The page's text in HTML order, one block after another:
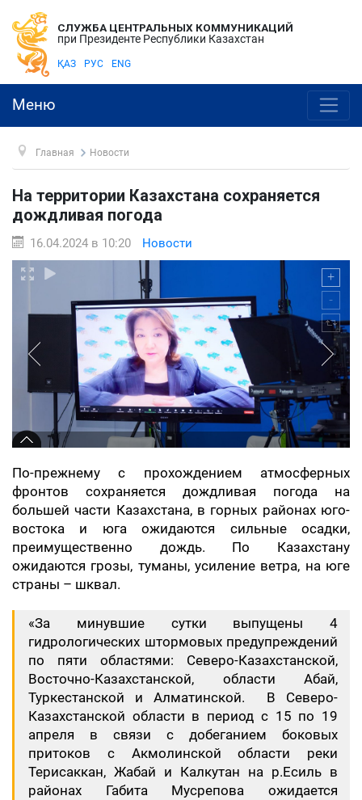
СЛУЖБА ЦЕНТРАЛЬНЫХ КОММУНИКАЦИЙ
при Президенте Республики Казахстан
ҚАЗ РУС ENG
Меню
Главная Новости
На территории Казахстана сохраняется
дождливая погода
16.04.2024 в 10:20 Новости
По-прежнему с прохождением атмосферных
фронтов сохраняется дождливая погода на
большей части Казахстана, в горных районах юго-
востока и юга ожидаются сильные осадки,
преимущественно дождь. По Казахстану
ожидаются грозы, туманы, усиление ветра, на юге
страны – шквал.
«За минувшие сутки выпущены 4
гидрологических штормовых предупреждений
по пяти областями: Северо-Казахстанской,
Восточно-Казахстанской, области Абай,
Туркестанской и Алматинской. В Северо-
Казахстанской области в период с 15 по 19
апреля в связи с добеганием боковых
притоков с Акмолинской области реки
Терисаккан, Жабай и Калкутан на р.Есиль в
районах Габита Мусрепова ожидается